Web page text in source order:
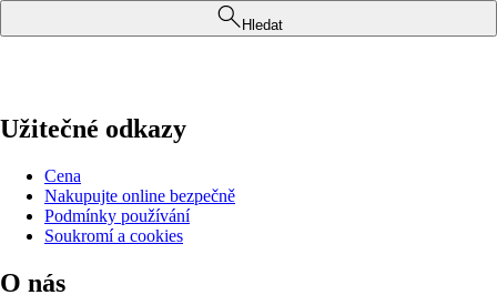
Hledat
Užitečné odkazy
Cena
Nakupujte online bezpečně
Podmínky používání
Soukromí a cookies
O nás